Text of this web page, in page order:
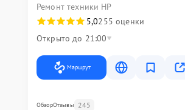
Ремонт техники HP
5,0255 оценки
Открыто до 21:00
Маршрут
ОбзорОтзывы 245